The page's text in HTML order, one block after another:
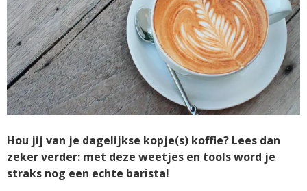
Hou jij van je dagelijkse kopje(s) koffie? Lees dan
zeker verder: met deze weetjes en tools word je
straks nog een echte barista!